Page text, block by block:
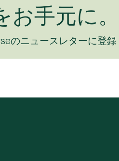
お手元に。
のニュースレターに登録